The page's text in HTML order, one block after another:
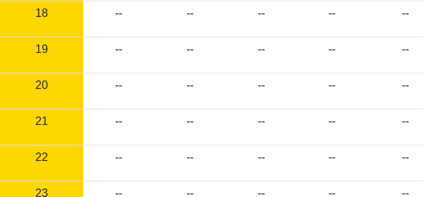
18 -- -- -- -- --
19 -- -- -- -- --
20 -- -- -- -- --
21 -- -- -- -- --
22 -- -- -- -- --
23 -- -- -- -- --